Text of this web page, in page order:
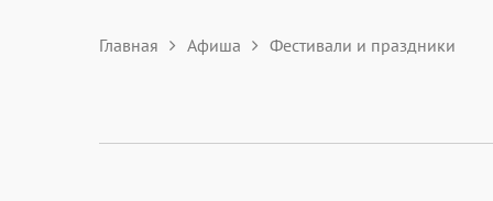
Главная Афиша Фестивали и праздники